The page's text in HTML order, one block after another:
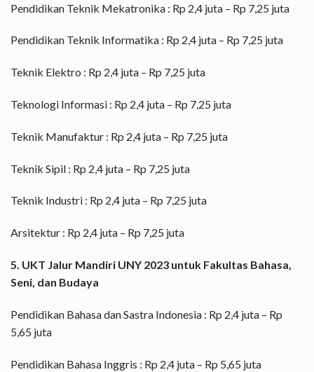
Pendidikan Teknik Mekatronika : Rp 2,4 juta – Rp 7,25 juta
Pendidikan Teknik Informatika : Rp 2,4 juta – Rp 7,25 juta
Teknik Elektro : Rp 2,4 juta – Rp 7,25 juta
Teknologi Informasi : Rp 2,4 juta – Rp 7,25 juta
Teknik Manufaktur : Rp 2,4 juta – Rp 7,25 juta
Teknik Sipil : Rp 2,4 juta – Rp 7,25 juta
Teknik Industri : Rp 2,4 juta – Rp 7,25 juta
Arsitektur : Rp 2,4 juta – Rp 7,25 juta
5. UKT Jalur Mandiri UNY 2023 untuk Fakultas Bahasa,
Seni, dan Budaya
Pendidikan Bahasa dan Sastra Indonesia : Rp 2,4 juta – Rp
5,65 juta
Pendidikan Bahasa Inggris : Rp 2,4 juta – Rp 5,65 juta